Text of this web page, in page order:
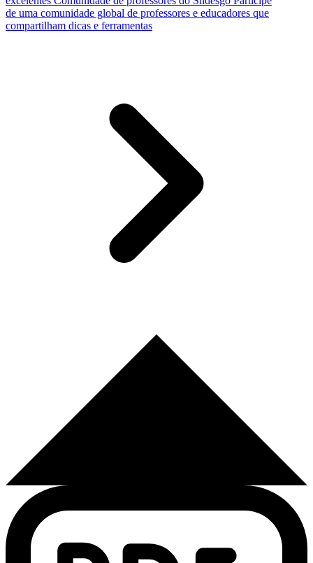
de uma comunidade global de professores e educadores que
compartilham dicas e ferramentas